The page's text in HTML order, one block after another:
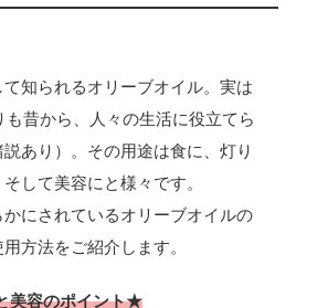
知られるオリーブオイル。実は
も昔から、人々の生活に役立てら
あり）。その用途は食に、灯り
して美容にと様々です。
にされているオリーブオイルの
方法をご紹介します。
美容のポイント★